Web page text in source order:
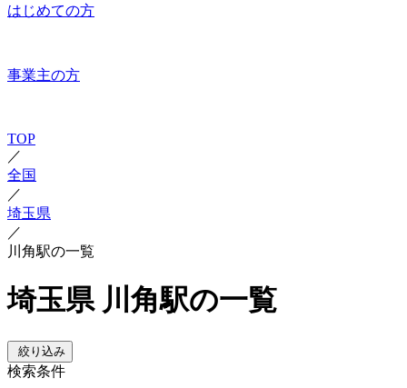
はじめての方
事業主の方
TOP
／
全国
／
埼玉県
／
川角駅の一覧
埼玉県 川角駅の一覧
絞り込み
検索条件